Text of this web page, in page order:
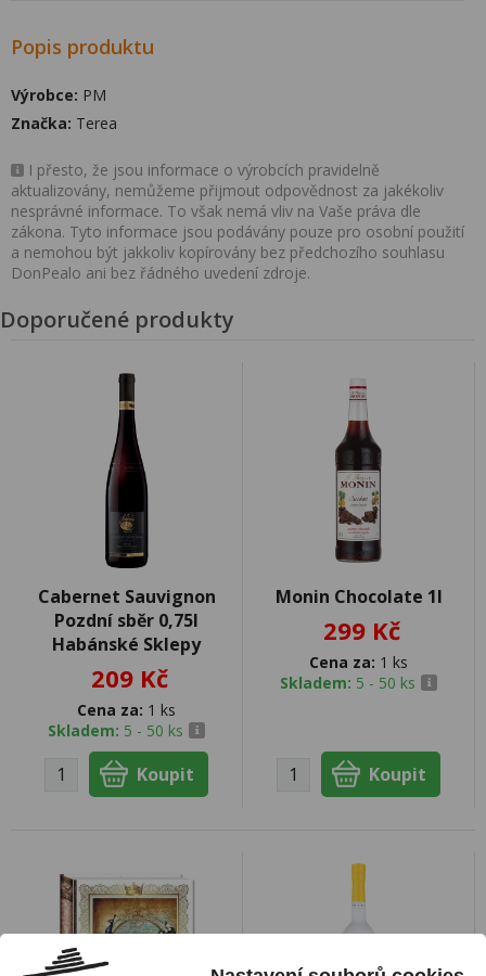
Popis produktu
Výrobce: PM
Značka: Terea
I přesto, že jsou informace o výrobcích pravidelně
aktualizovány, nemůžeme přijmout odpovědnost za jakékoliv
nesprávné informace. To však nemá vliv na Vaše práva dle
zákona. Tyto informace jsou podávány pouze pro osobní použití
a nemohou být jakkoliv kopírovány bez předchozího souhlasu
DonPealo ani bez řádného uvedení zdroje.
Doporučené produkty
Cabernet Sauvignon
Pozdní sběr 0,75l
Habánské Sklepy
209 Kč
Cena za: 1 ks
Skladem: 5 - 50 ks
Monin Chocolate 1l
299 Kč
Cena za: 1 ks
Skladem: 5 - 50 ks